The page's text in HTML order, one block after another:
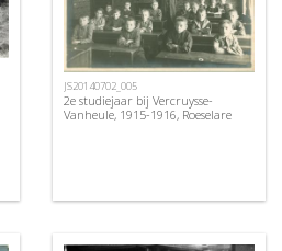
JS20140702_005
2e studiejaar bij Vercruysse-
Vanheule, 1915-1916, Roeselare